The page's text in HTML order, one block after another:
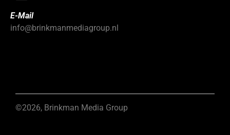
E-Mail
info@brinkmanmediagroup.nl
©2026, Brinkman Media Group